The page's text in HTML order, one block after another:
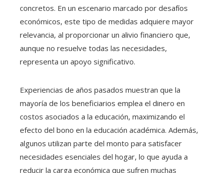
concretos. En un escenario marcado por desafíos
económicos, este tipo de medidas adquiere mayor
relevancia, al proporcionar un alivio financiero que,
aunque no resuelve todas las necesidades,
representa un apoyo significativo.
Experiencias de años pasados muestran que la
mayoría de los beneficiarios emplea el dinero en
costos asociados a la educación, maximizando el
efecto del bono en la educación académica. Además,
algunos utilizan parte del monto para satisfacer
necesidades esenciales del hogar, lo que ayuda a
reducir la carga económica que sufren muchas